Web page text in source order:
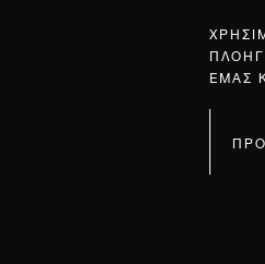
ΕΜΑΣ